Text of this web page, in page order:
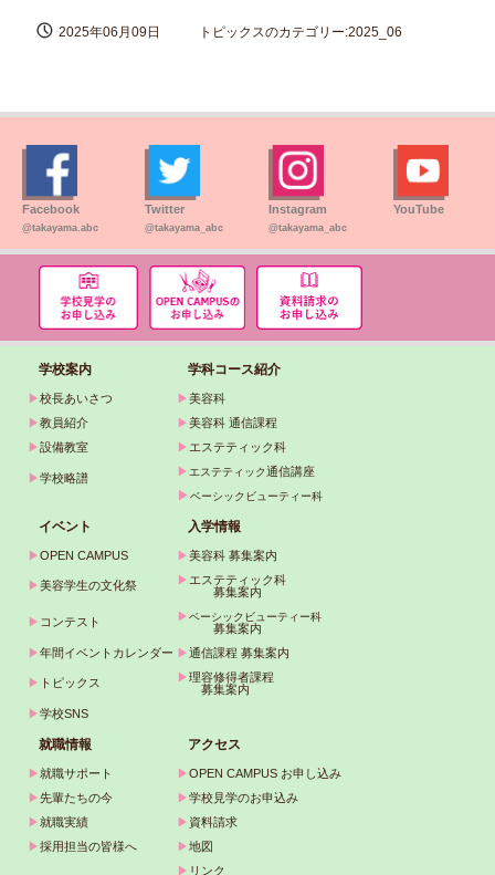
2025年06月09日 トピックスのカテゴリー:2025_06
Facebook
@takayama.abc
Twitter
@takayama_abc
Instagram
@takayama_abc
YouTube
学校案内 学科コース紹介
▶校長あいさつ ▶美容科
▶教員紹介 ▶美容科 通信課程
▶設備教室 ▶ エステティック科
▶学校略譜 ▶エステティック通信講座
▶ベーシックビューティー科
イベント 入学情報
▶OPEN CAMPUS ▶美容科 募集案内
▶美容学生の文化祭 ▶ エステティック科
募集案内
▶ コンテスト ▶ベーシックビューティー科
募集案内
▶年間イベントカレンダー ▶通信課程 募集案内
▶ トピックス ▶理容修得者課程
募集案内
▶学校SNS
就職情報 アクセス
▶就職サポート ▶OPEN CAMPUS お申し込み
▶先輩たちの今 ▶学校見学のお申込み
▶就職実績 ▶ 資料請求
▶採用担当の皆様へ ▶地図
▶ リンク